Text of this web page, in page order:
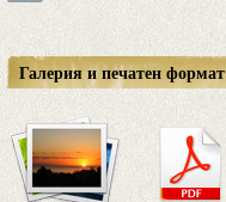
Галерия и печатен формат